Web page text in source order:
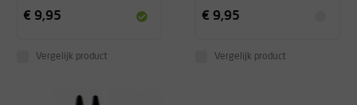
€ 9,95
Vergelijk product
€ 9,95
Vergelijk product